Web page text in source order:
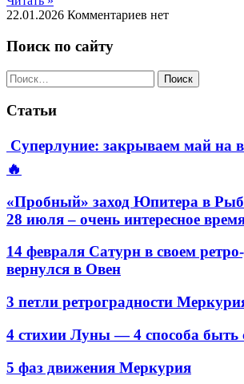
22.01.2026 Комментариев нет
Поиск по сайту
Найти:
Статьи
Суперлуние: закрываем май на
🔥
«Пробный» заход Юпитера в
28 июля – очень интересное
14 февраля Сатурн в своем
вернулся в Овен
3 петли ретроградности
4 стихии Луны — 4 способа быть
5 фаз движения Меркурия